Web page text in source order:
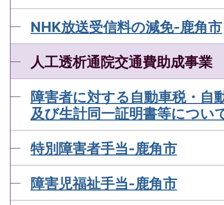
NHK放送受信料の減免-鹿角市
人工透析通院交通費助成事業
障害者に対する自動車税・自
及び生計同一証明書等につい
特別障害者手当-鹿角市
障害児福祉手当-鹿角市